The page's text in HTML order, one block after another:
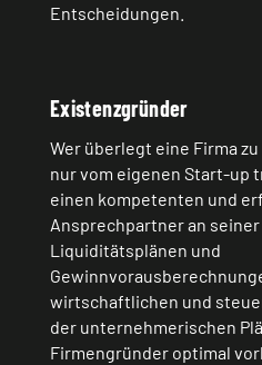
Entscheidungen.
Existenzgründer
Wer überlegt eine Firma
nur vom eigenen Start-up
einen kompetenten und
Ansprechpartner an seiner
Liquiditätsplänen und
wirtschaftlichen und
der unternehmerischen
Firmengründer optimal